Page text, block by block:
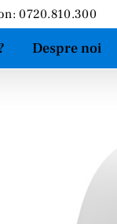
0720.810.300
Despre noi